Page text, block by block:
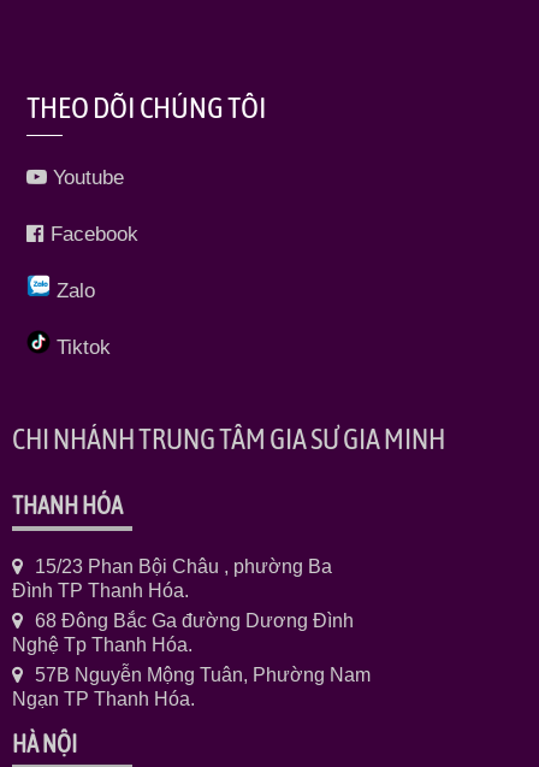
THEO DÕI CHÚNG TÔI
Youtube
Facebook
Zalo
Tiktok
CHI NHÁNH TRUNG TÂM GIA SƯ GIA MINH
THANH HÓA
15/23 Phan Bội Châu , phường Ba
Đình TP Thanh Hóa.
68 Đông Bắc Ga đường Dương Đình
Nghệ Tp Thanh Hóa.
57B Nguyễn Mộng Tuân, Phường Nam
Ngạn TP Thanh Hóa.
HÀ NỘI